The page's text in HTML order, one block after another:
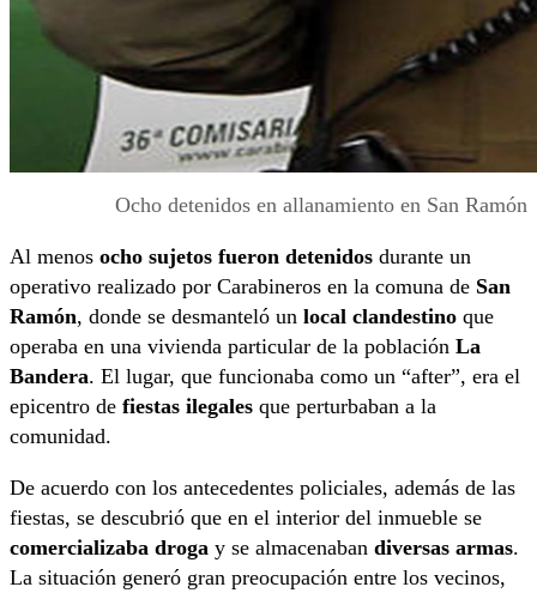
Ocho detenidos en allanamiento en San Ramón
Al menos ocho sujetos fueron detenidos durante un
operativo realizado por Carabineros en la comuna de San
Ramón, donde se desmanteló un local clandestino que
operaba en una vivienda particular de la población La
Bandera. El lugar, que funcionaba como un “after”, era el
epicentro de fiestas ilegales que perturbaban a la
comunidad.
De acuerdo con los antecedentes policiales, además de las
fiestas, se descubrió que en el interior del inmueble se
comercializaba droga y se almacenaban diversas armas.
La situación generó gran preocupación entre los vecinos,